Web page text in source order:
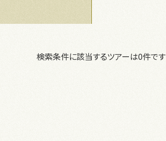
検索条件に該当するツアーは0件です